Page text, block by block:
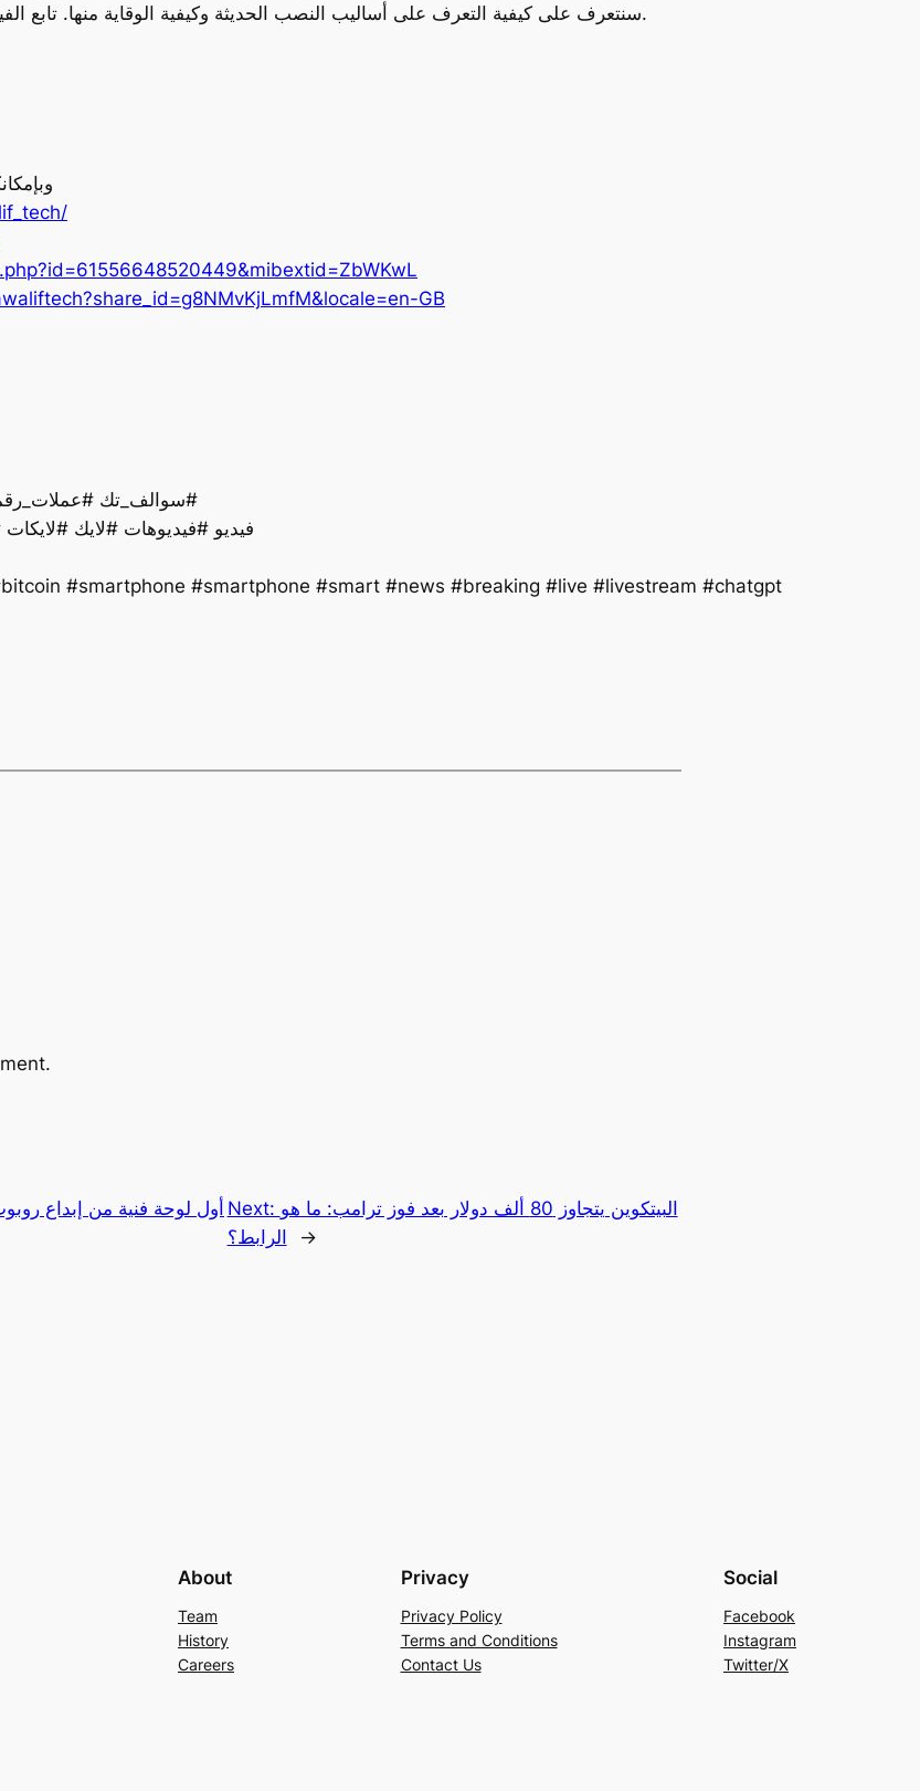
سنتعرف على كيفية التعرف على أساليب النصب الحديثة وكيفية الوقاية منها. تابع الفيديو لتتعرف على كيفية حماية جهازك ومعلوماتك الشخصية.
GB
سوالف_تك #عملات_رقمية #ترند #تقنية #اخبار #ذكاءاصطناعي #تكنولوجيا #لايك#
فيديو #فيديوهات #لايك
#smartphone #smartphone #smart #news #breaking #live #livestream #chatgpt
أول لوحة فنية من إبداع Next: البيتكوين يتجاوز 80 ألف دولار بعد فوز ترامب: ما هو
الرابط؟
→
About
Team
History
Careers
Privacy
Privacy Policy
Terms and Conditions
Contact Us
Social
Facebook
Instagram
Twitter/X